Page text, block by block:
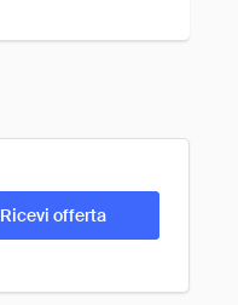
Ricevi offerta